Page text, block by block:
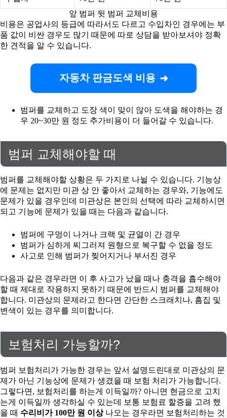
앞 범퍼 뒷 범퍼 교체비용
비용은 공업사의 등급에 따라서도 다르고 수입차인 경우에는 부
품 값이 비싼 경우도 많기 때문에 따로 상담을 받아보셔야 정확
한 견적을 알 수 있습니다.
자동차 판금도색 비용
범퍼를 교체하고 도장 색이 맞이 않아 도색을 해야하는 경
우 20~30만 원 정도 추가비용이 더 들어갈 수 있습니다.
범퍼 교체해야할 때
범퍼를 교체해야할 상황은 두 가지로 나뉠 수 있습니다. 기능상
에 문제는 없지만 미관 상 안 좋아서 교체하는 경우와, 기능에도
문제가 있을 경우인데 미관상은 본인의 선택에 따라 교체하시면
되고 기능에 문제가 있을 때는 다음과 같습니다.
범퍼에 구멍이 나거나 크랙 및 균열이 간 경우
범퍼가 심하게 찌그러져 원형으로 복구할 수 없을 정도
사고로 인해 범퍼가 찢어지거나 부서진 경우
다음과 같은 경우라면 이 후 사고가 났을 때나 충격을 흡수해야
할 때 제대로 작용하지 못하기 때문에 반드시 범퍼를 교체해야
합니다. 미관상의 문제라고 한다면 간단한 스크래치나, 흠집 및
변색이 있는 경우를 의미합니다.
보험처리 가능할까?
범퍼 보험처리가 가능한 경우는 앞서 설명드린대로 미관상의 문
제가 아닌 기능상에 문제가 생겼을 때 보험 처리가 가능합니다.
그렇다면, 보험처리를 하는게 이득일까? 아니면 현금으로 고치
는게 이득일까 생각하실 수 있는데 보통 보험료 할증을 고려 했
을 때 수리비가 100만 원 이상나오는 경우라면 보험처리하는 것